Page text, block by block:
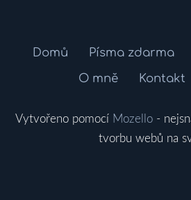
Domů Písma zdarma
O mně
Kontakt
Vytvořeno pomocí Mozello-
tvorbu webů na